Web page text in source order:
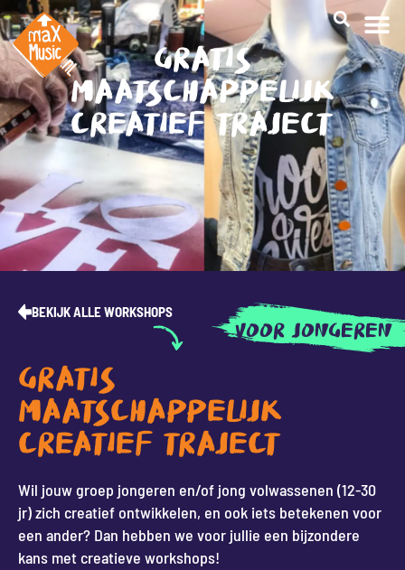
GRATIS
MAATSCHAPPELIJK
CREATIEF TRAJECT
BEKIJK ALLE WORKSHOPS
VOOR JONGEREN
GRATIS
MAATSCHAPPELIJK
CREATIEF TRAJECT
Wil jouw groep jongeren en/of jong volwassenen (12-30
jr) zich creatief ontwikkelen, en ook iets betekenen voor
een ander? Dan hebben we voor jullie een bijzondere
kans met creatieve workshops!